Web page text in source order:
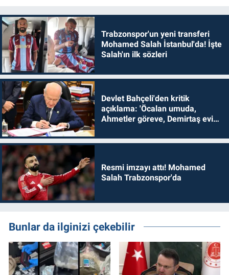
Trabzonspor'un yeni transferi
Mohamed Salah İstanbul'da! İşte
Salah'ın ilk sözleri
Devlet Bahçeli'den kritik
açıklama: 'Öcalan umuda,
Ahmetler göreve, Demirtaş evine
Resmi imzayı attı! Mohamed
Salah Trabzonspor'da
Bunlar da ilginizi çekebilir